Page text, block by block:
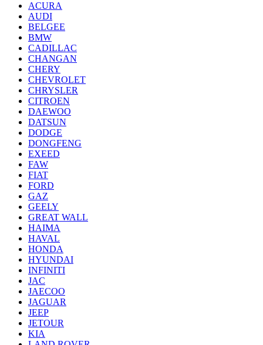
ACURA
AUDI
BELGEE
BMW
CADILLAC
CHANGAN
CHERY
CHEVROLET
CHRYSLER
CITROEN
DAEWOO
DATSUN
DODGE
DONGFENG
EXEED
FAW
FIAT
FORD
GAZ
GEELY
GREAT WALL
HAIMA
HAVAL
HONDA
HYUNDAI
INFINITI
JAC
JAECOO
JAGUAR
JEEP
JETOUR
KIA